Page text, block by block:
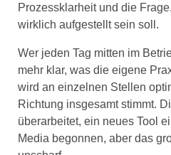
Prozessklarheit und die
wirklich aufgestellt sein soll.
Wer jeden Tag mitten im
mehr klar, was die eigene
wird an einzelnen Stellen
Richtung insgesamt stimmt.
überarbeitet, ein neues Tool
Media begonnen, aber das